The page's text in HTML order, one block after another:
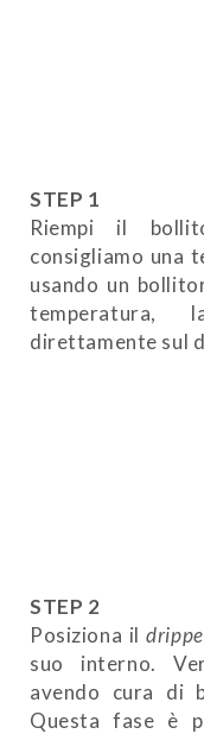
STEP 1
Riempi il
consigliamo una
usando un
temperatura,
direttamente sul
STEP 2
Posiziona il
suo interno.
avendo cura di
Questa fase è